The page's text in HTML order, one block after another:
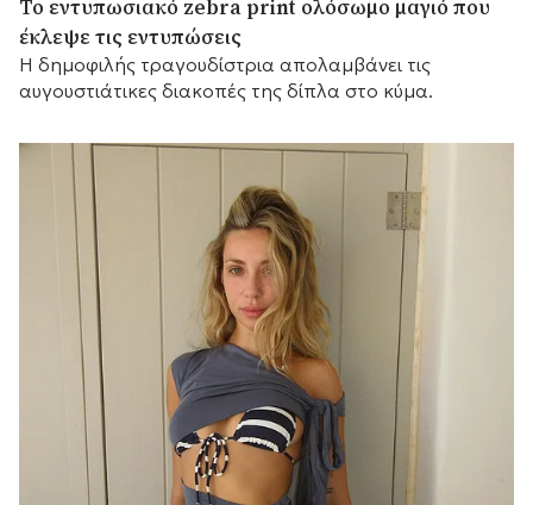
Το εντυπωσιακό zebra print ολόσωμο μαγιό που
έκλεψε τις εντυπώσεις
Η δημοφιλής τραγουδίστρια απολαμβάνει τις
αυγουστιάτικες διακοπές της δίπλα στο κύμα.